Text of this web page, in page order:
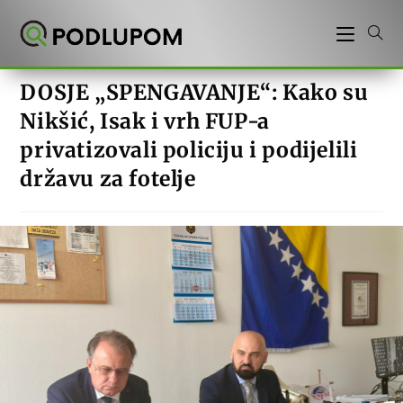
DOSJE „SPENGAVANJE“: Kako su
Nikšić, Isak i vrh FUP-a
privatizovali policiju i podijelili
državu za fotelje